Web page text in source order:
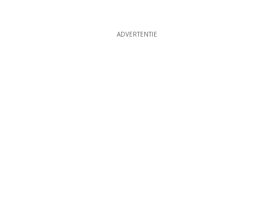
ADVERTENTIE